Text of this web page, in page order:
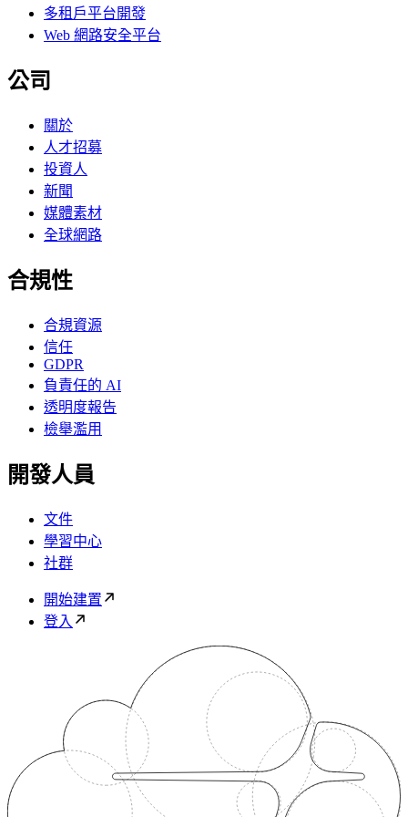
多租戶平台開發
Web 網路安全平台
公司
關於
人才招募
投資人
新聞
媒體素材
全球網路
合規性
合規資源
信任
GDPR
負責任的 AI
透明度報告
檢舉濫用
開發人員
文件
學習中心
社群
開始建置
登入